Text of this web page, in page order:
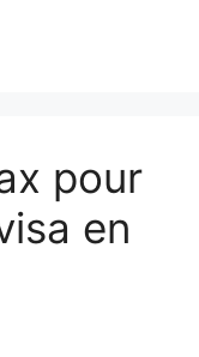
pour
en